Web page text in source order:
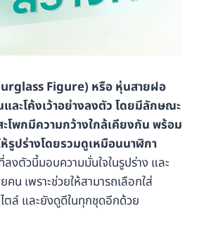
Figure) หรือ หุ่นสายฝอ
ละโค้งเว้าอย่างลงตัว โดยมีลักษณะ
โพกมีความกว้างใกล้เคียงกัน พร้อม
รูปร่างโดยรวมดูเหมือนนาฬิกา
งตัวนี้มอบความมั่นใจในรูปร่าง และ
น เพราะช่วยให้สามารถเลือกใส่
ตล์ และยังดูดีในทุกชุดอีกด้วย